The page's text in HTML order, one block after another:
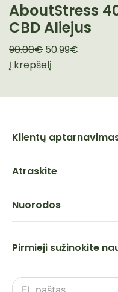
AboutStress
CBD Aliejus
90.00€ Pradinė
kaina
90.00€.
50.99€
50.99€.
Į krepšelį
Klientų
Atraskite
Nuorodos
Pirmieji sužinokite
El.